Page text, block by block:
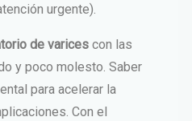
urgente).
de varicescon las
y poco molesto. Saber
para acelerar la
Con el